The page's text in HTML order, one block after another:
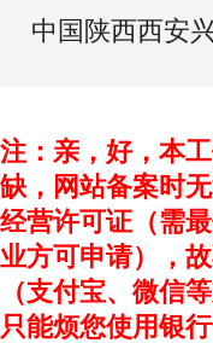
中国陕西西安
注：亲，好，本
缺，网站备案时
经营许可证（需
业方可申请），
（支付宝、微信
只能烦您使用银